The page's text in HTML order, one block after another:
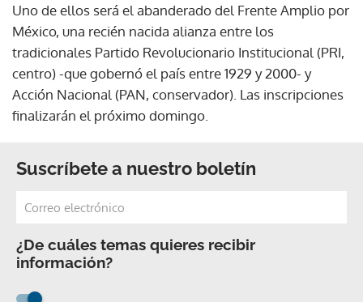
Uno de ellos será el abanderado del Frente Amplio por
México, una recién nacida alianza entre los
tradicionales Partido Revolucionario Institucional (PRI,
centro) -que gobernó el país entre 1929 y 2000- y
Acción Nacional (PAN, conservador). Las inscripciones
finalizarán el próximo domingo.
Suscríbete a nuestro boletín
¿De cuáles temas quieres recibir
información?